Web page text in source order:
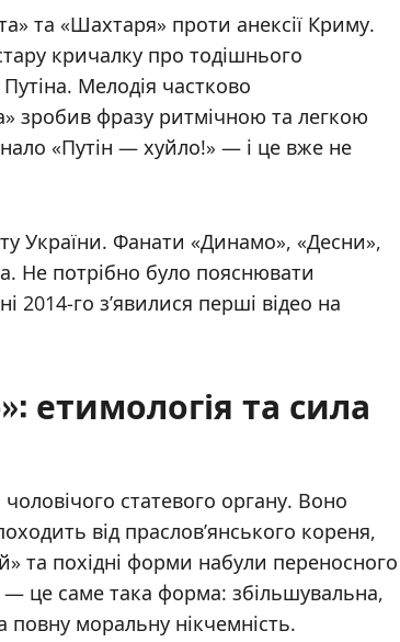
та «Шахтаря» проти анексії Криму.
кричалку про тодішнього
Мелодія частково
зробив фразу ритмічною та легкою
«Путін — хуйло!» — і це вже не
України. Фанати «Динамо», «Десни»,
Не потрібно було пояснювати
2014-го з’явилися перші відео на
етимологія та сила
статевого органу. Воно
від праслов’янського кореня,
та похідні форми набули переносного
це саме така форма: збільшувальна,
моральну нікчемність.